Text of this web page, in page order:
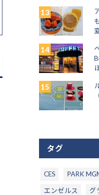
タグ
CES PARK
エンゼルス グ